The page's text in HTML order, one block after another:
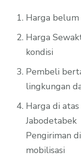
Harga
Harga
kondisi
Pembeli
lingkungan
Harga di
Jabodetabek
Pengiriman
mobilisasi